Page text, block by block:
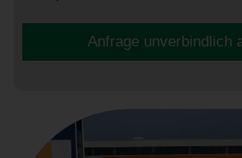
Anfrage unverbindlich